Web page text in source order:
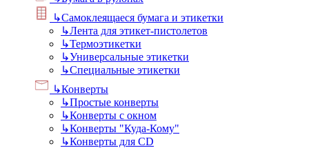
↳Самоклеящаеся бумага и этикетки
↳Лента для этикет-пистолетов
↳Термоэтикетки
↳Универсальные этикетки
↳Специальные этикетки
↳Конверты
↳Простые конверты
↳Конверты с окном
↳Конверты "Куда-Кому"
↳Конверты для CD